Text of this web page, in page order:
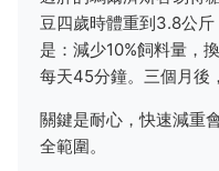
豆四歲時體重到3.8公
是：減少10%飼料量，
每天45分鐘。三個月後
關鍵是耐心，快速減重
全範圍。